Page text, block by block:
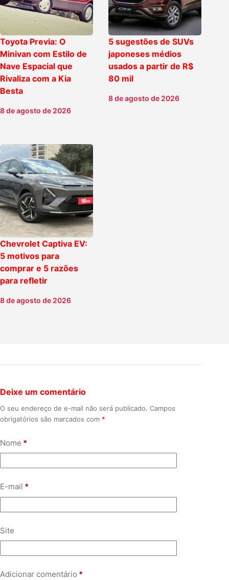
Toyota Previa: O
Minivan com Estilo de
Nave Espacial que
Rivaliza com a Kia
Besta
8 de agosto de 2026
5 sugestões de SUVs
japoneses médios
usados a partir de R$
80 mil
8 de agosto de 2026
Chevrolet Captiva EV:
5 motivos para
comprar e 5 razões
para refletir
8 de agosto de 2026
Deixe um comentário
O seu endereço de e-mail não será publicado. Campos
obrigatórios são marcados com *
Nome *
E-mail *
Site
Adicionar comentário *